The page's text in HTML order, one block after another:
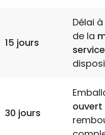
15 jours
Délai
de la
service
30 jours
ouvert